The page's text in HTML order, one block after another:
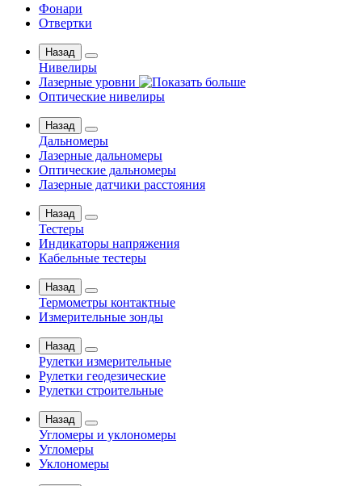
Фонари
Отвертки
Назад
Нивелиры
Лазерные уровни
Оптические нивелиры
Назад
Дальномеры
Лазерные дальномеры
Оптические дальномеры
Лазерные датчики расстояния
Назад
Тестеры
Индикаторы напряжения
Кабельные тестеры
Назад
Термометры контактные
Измерительные зонды
Назад
Рулетки измерительные
Рулетки геодезические
Рулетки строительные
Назад
Угломеры и уклономеры
Угломеры
Уклономеры